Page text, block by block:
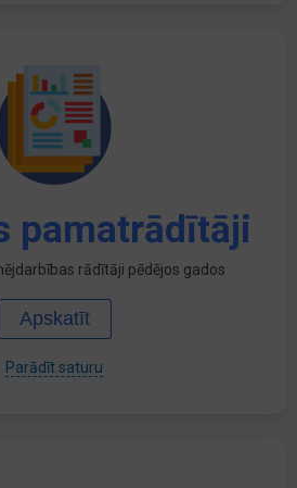
pamatrādītāji
rādītāji pēdējos gados
Apskatīt
Parādīt saturu